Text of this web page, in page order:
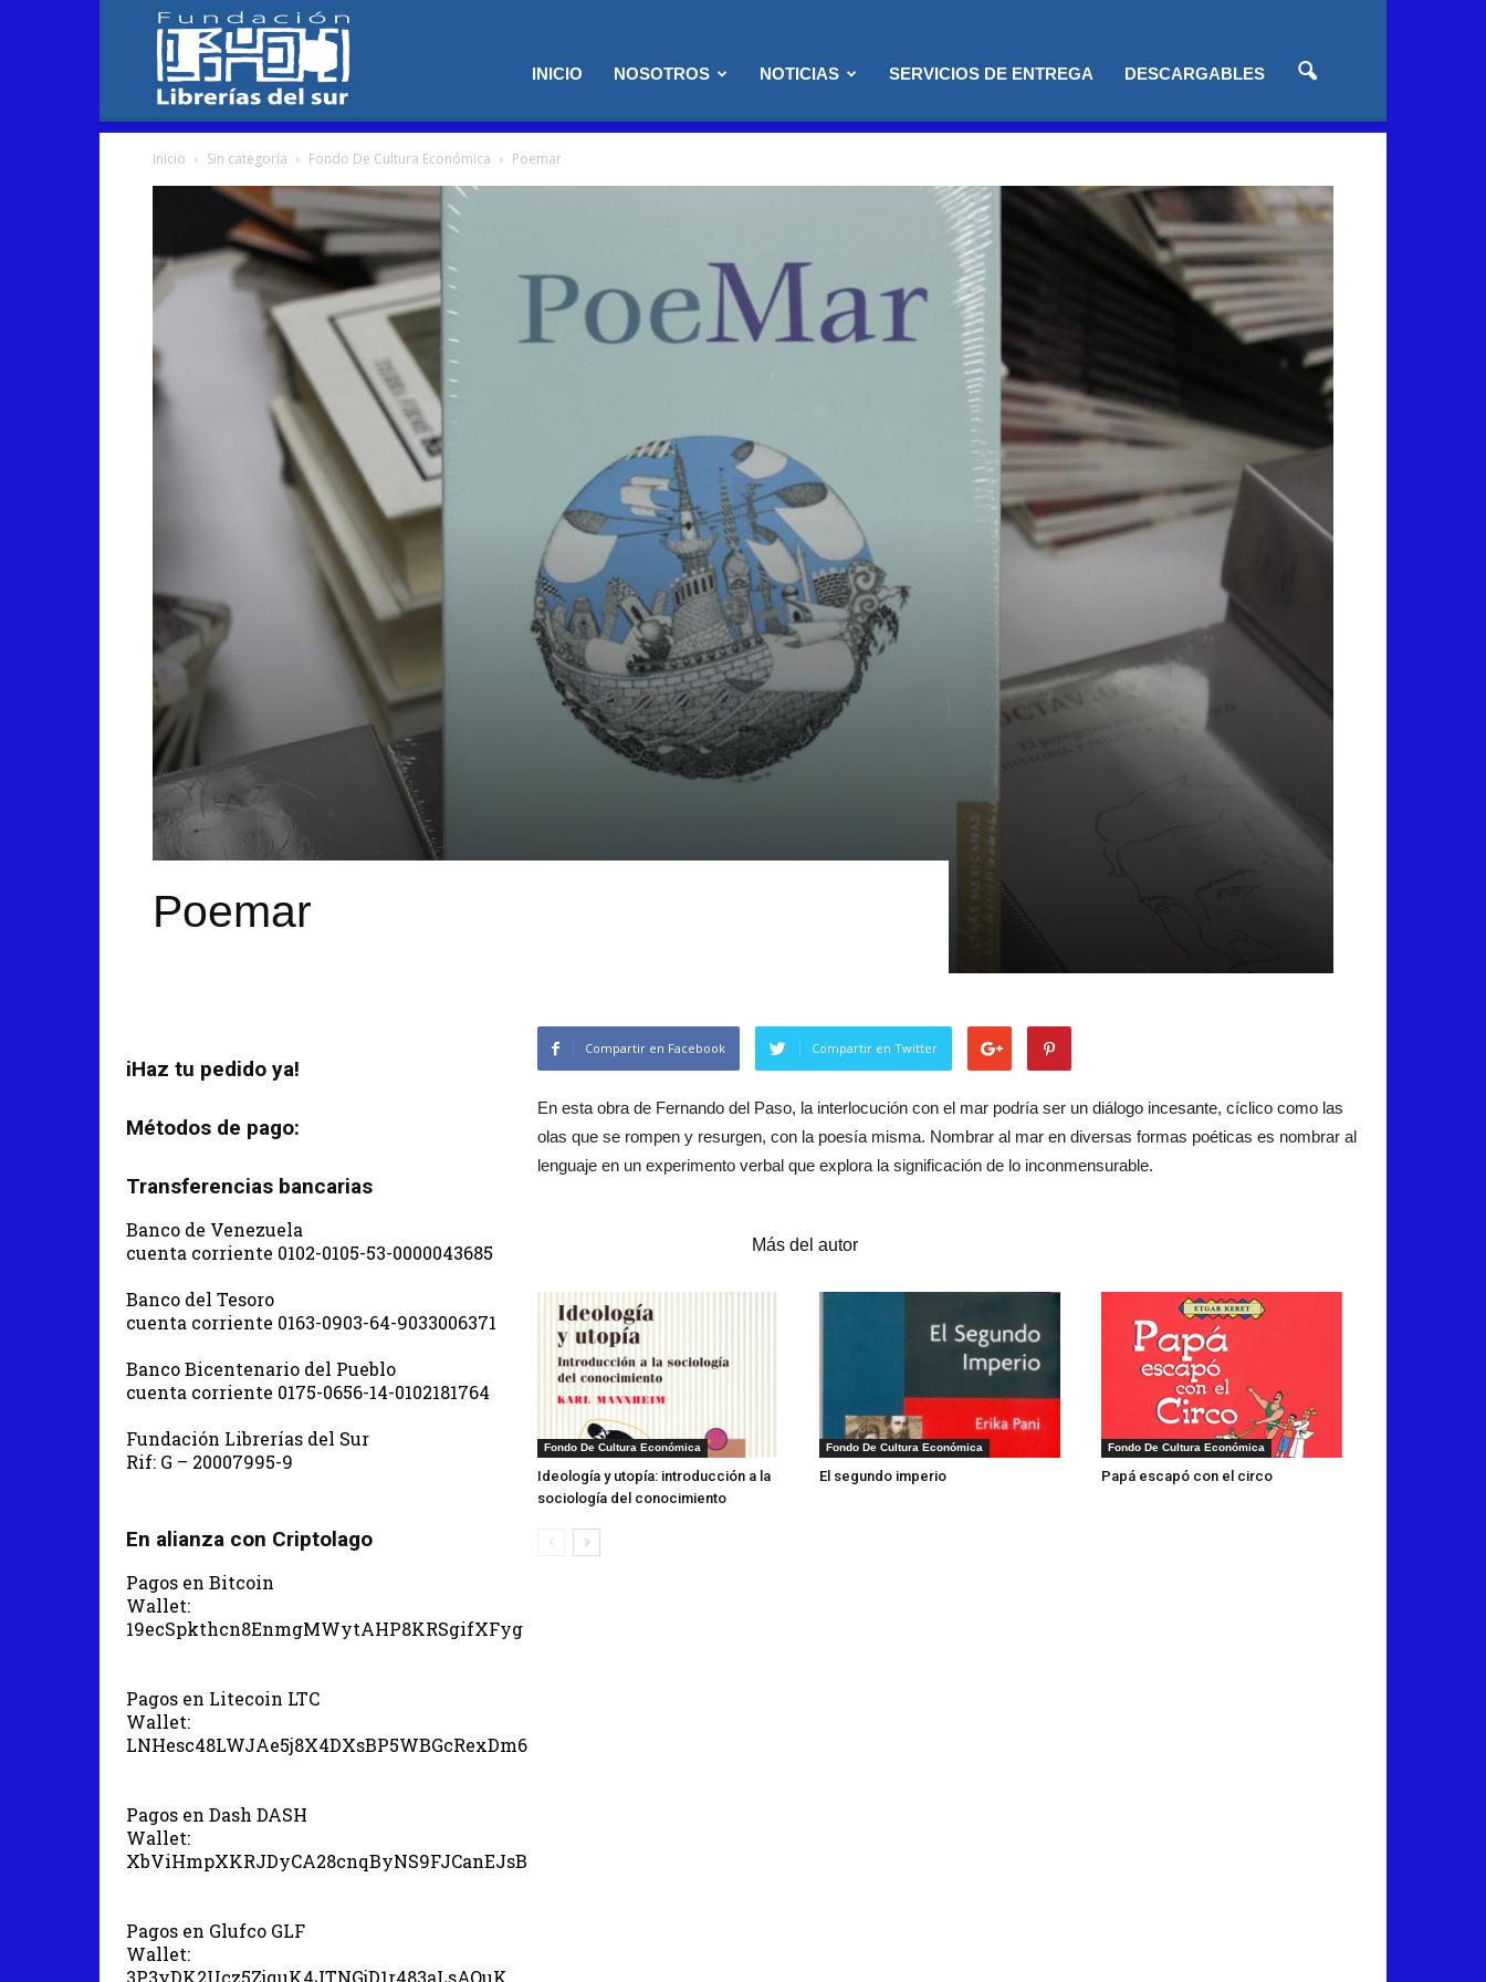
del
Sur
INICIO NOSOTROS NOTICIAS SERVICIOS DE ENTREGA DESCARGABLES
Inicio Sin categoría Fondo De Cultura Económica Poemar
Poemar
Compartir en Facebook Compartir en Twitter
En esta obra de Fernando del Paso, la interlocución con el mar podría ser un diálogo incesante, cíclico como las
olas que se rompen y resurgen, con la poesía misma. Nombrar al mar en diversas formas poéticas es nombrar al
lenguaje en un experimento verbal que explora la significación de lo inconmensurable.
Más del autor
Fondo De Cultura Económica
Ideología y utopía: introducción a la
sociología del conocimiento
Fondo De Cultura Económica
El segundo imperio
Fondo De Cultura Económica
Papá escapó con el circo
iHaz tu pedido ya!
Métodos de pago:
Transferencias bancarias
Banco de Venezuela
cuenta corriente 0102-0105-53-0000043685
Banco del Tesoro
cuenta corriente 0163-0903-64-9033006371
Banco Bicentenario del Pueblo
cuenta corriente 0175-0656-14-0102181764
Fundación Librerías del Sur
Rif: G – 20007995-9
En alianza con Criptolago
Pagos en Bitcoin
Wallet:
19ecSpkthcn8EnmgMWytAHP8KRSgifXFyg
Pagos en Litecoin LTC
Wallet:
LNHesc48LWJAe5j8X4DXsBP5WBGcRexDm6
Pagos en Dash DASH
Wallet:
XbViHmpXKRJDyCA28cnqByNS9FJCanEJsB
Pagos en Glufco GLF
Wallet:
3P3yDK2Ucz5ZjquK4JTNGjD1r483aLsAQuK